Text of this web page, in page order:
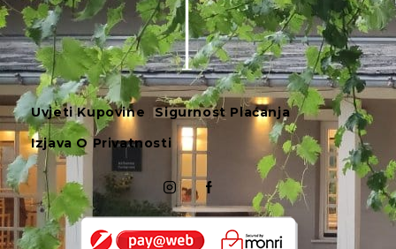
Uvjeti Kupovine
Sigurnost Plaćanja
Izjava O Privatnosti